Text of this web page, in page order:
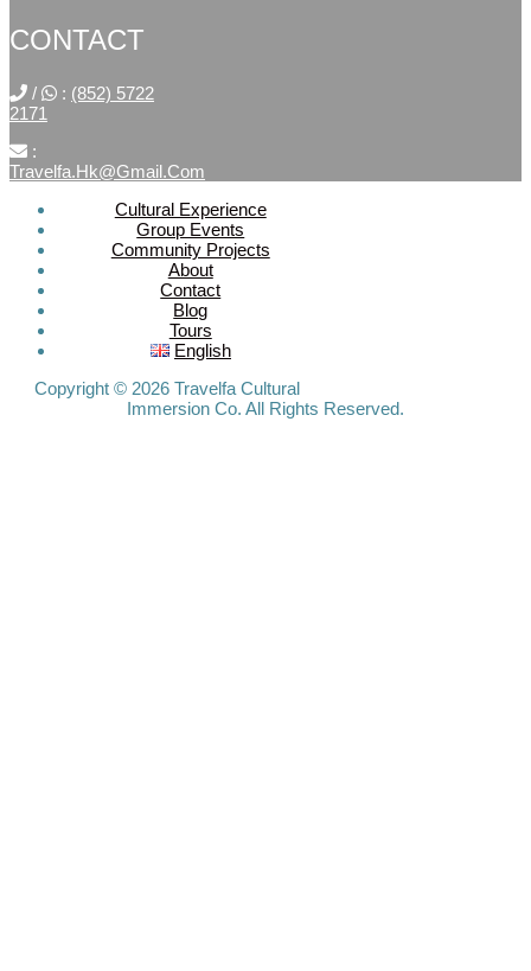
CONTACT
/ : (852) 5722
2171
:
Travelfa.hk@gmail.com
Cultural Experience
Group Events
Community Projects
About
Contact
Blog
Tours
English
Copyright © 2026 Travelfa Cultural
Immersion Co. All Rights Reserved.